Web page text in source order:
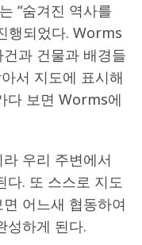
“숨겨진 역사를
행되었다. Worms
과 건물과 배경들
서 지도에 표시해
다 보면 Worms에
우리 주변에서
다. 또 스스로 지도
어느새 협동하여
성하게 된다.